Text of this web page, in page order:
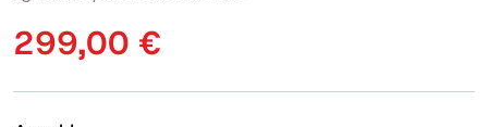
299,00 €